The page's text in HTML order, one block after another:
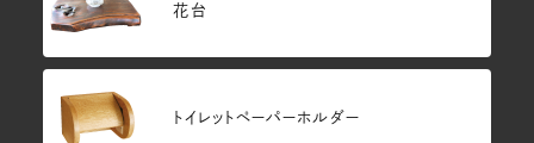
花台
トイレットペーパーホルダー